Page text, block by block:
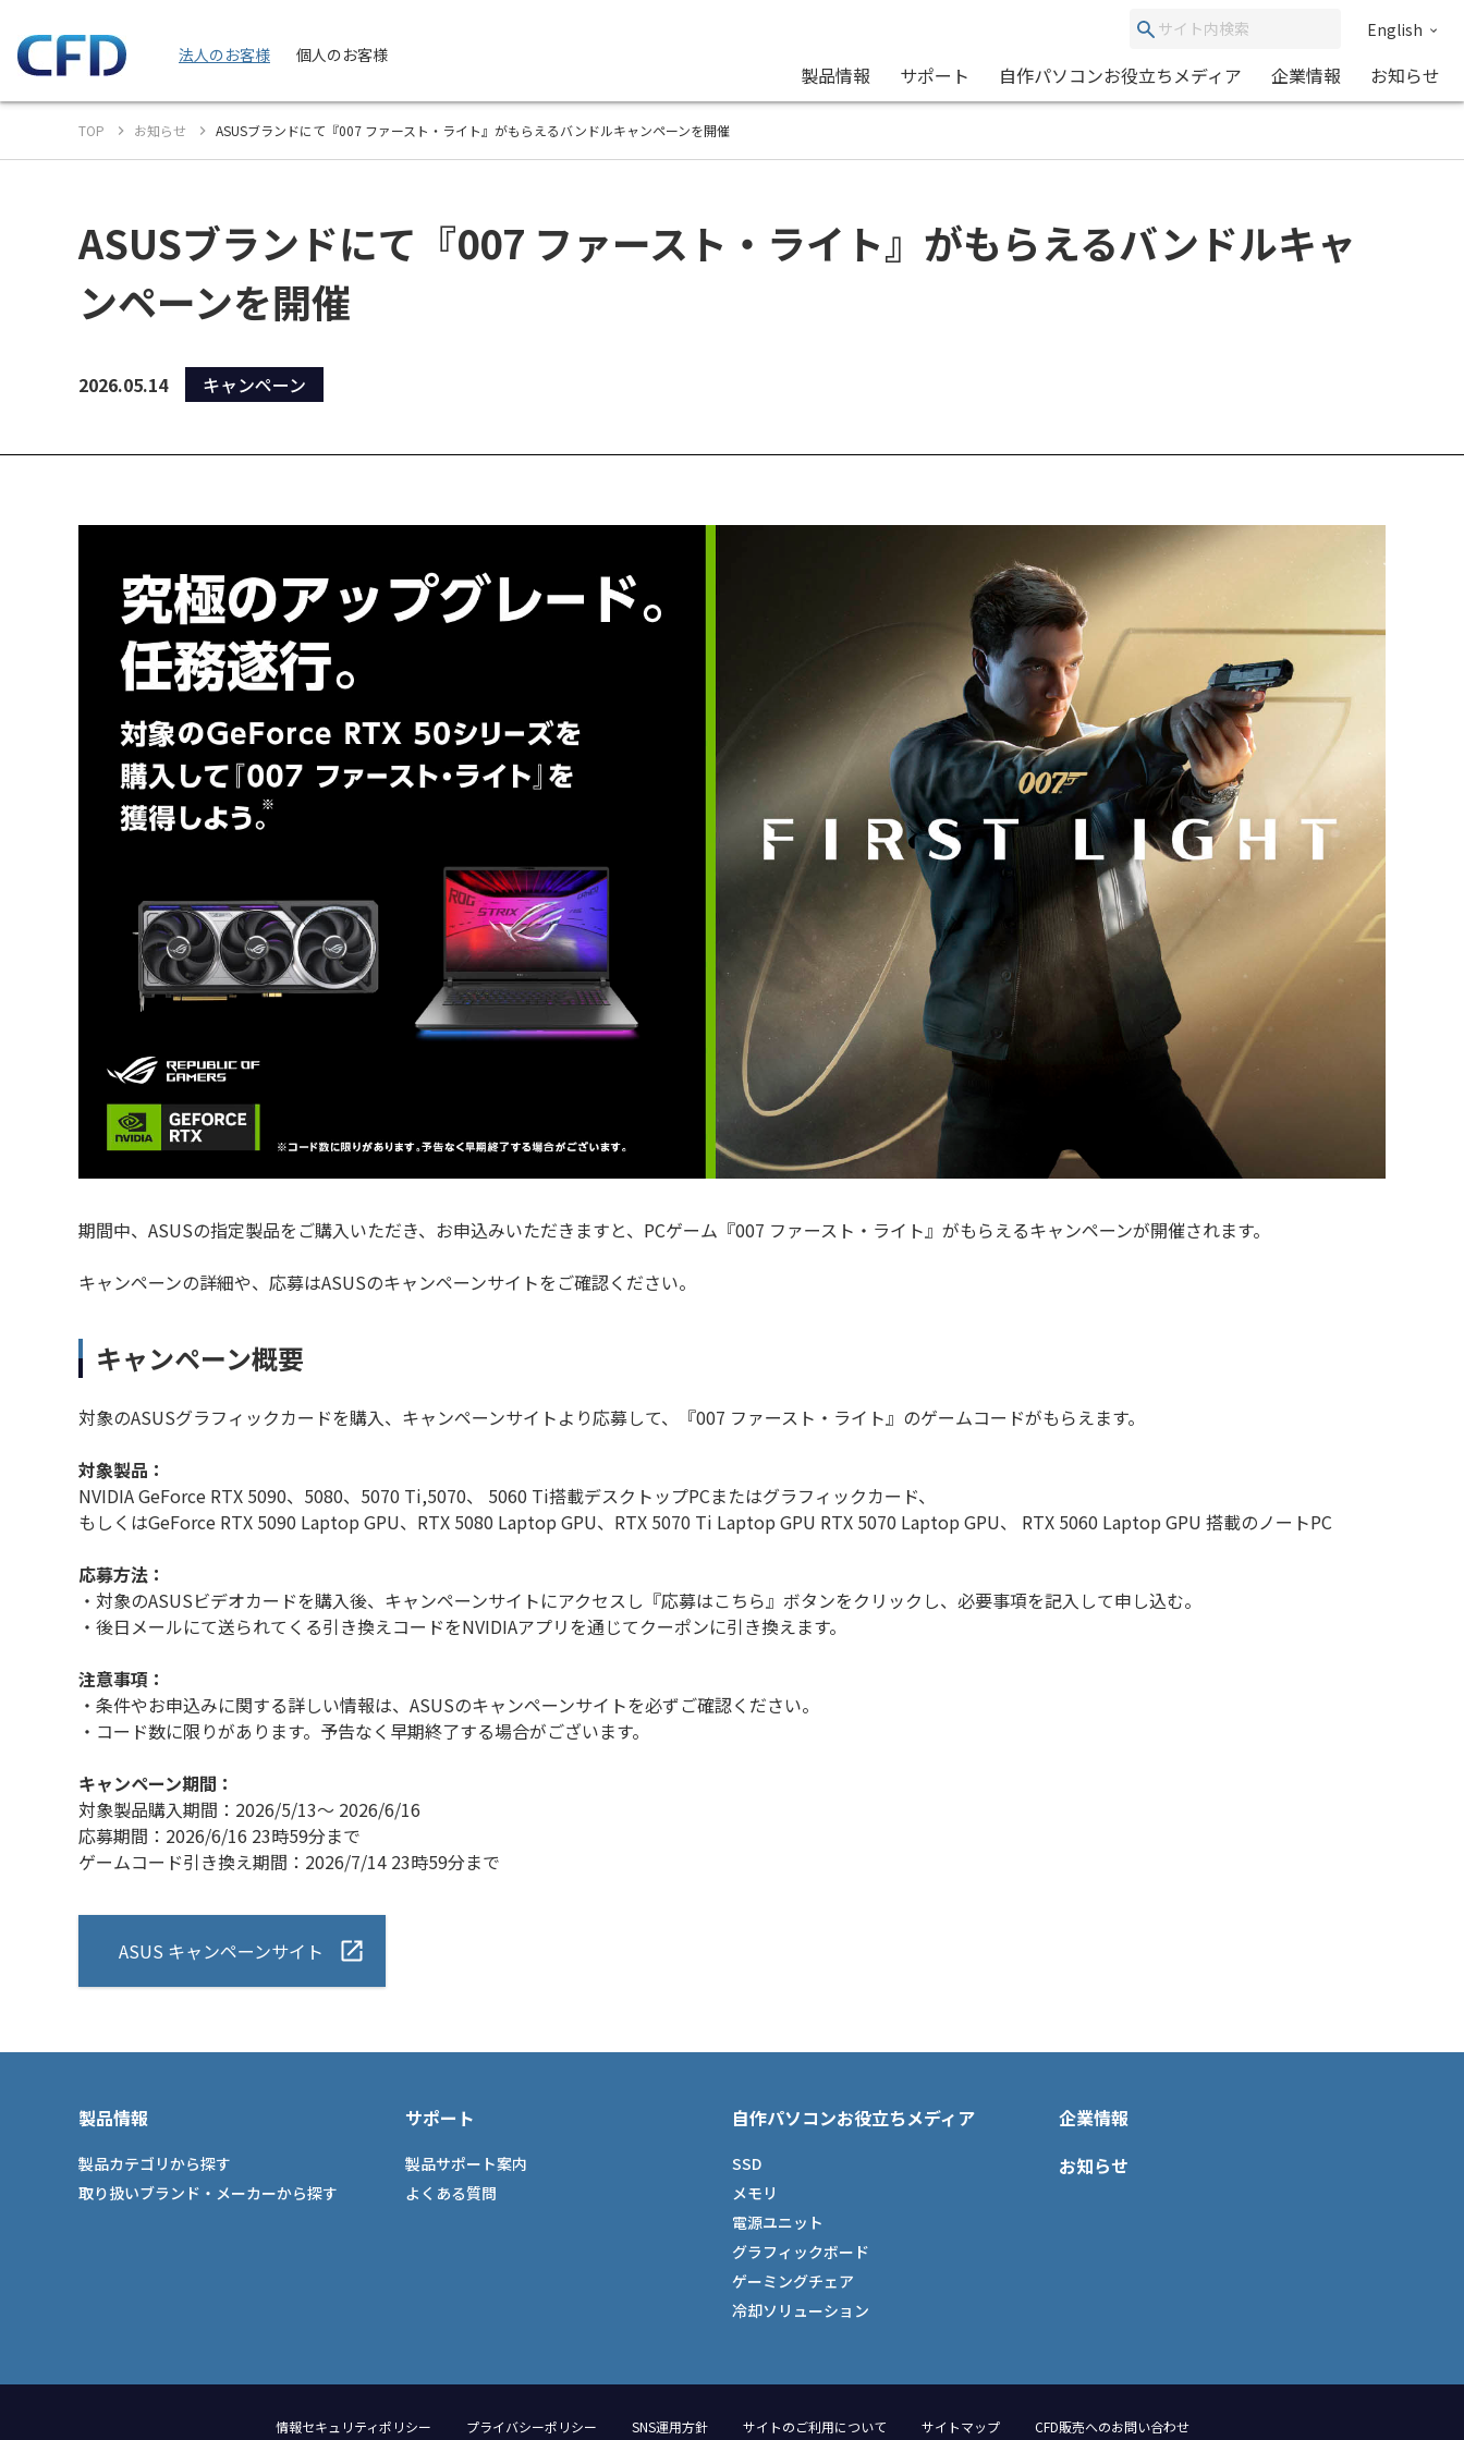
法人のお客様 個人のお客様
English
製品情報 サポート 自作パソコンお役立ちメディア 企業情報 お知らせ
TOP お知らせ ASUSブランドにて『007 ファースト・ライト』がもらえるバンドルキャンペーンを開催
ASUSブランドにて『007 ファースト・ライト』がもらえるバンドルキャ
ンペーンを開催
2026.05.14 キャンペーン
期間中、ASUSの指定製品をご購入いただき、お申込みいただきますと、PCゲーム『007 ファースト・ライト』がもらえるキャンペーンが開催されます。
キャンペーンの詳細や、応募はASUSのキャンペーンサイトをご確認ください。
キャンペーン概要
対象のASUSグラフィックカードを購入、キャンペーンサイトより応募して、『007 ファースト・ライト』のゲームコードがもらえます。
対象製品：
NVIDIA GeForce RTX 5090、5080、5070 Ti,5070、 5060 Ti搭載デスクトップPCまたはグラフィックカード、
もしくはGeForce RTX 5090 Laptop GPU、RTX 5080 Laptop GPU、RTX 5070 Ti Laptop GPU RTX 5070 Laptop GPU、 RTX 5060 Laptop GPU 搭載のノートPC
応募方法：
・対象のASUSビデオカードを購入後、キャンペーンサイトにアクセスし『応募はこちら』ボタンをクリックし、必要事項を記入して申し込む。
・後日メールにて送られてくる引き換えコードをNVIDIAアプリを通じてクーポンに引き換えます。
注意事項：
・条件やお申込みに関する詳しい情報は、ASUSのキャンペーンサイトを必ずご確認ください。
・コード数に限りがあります。予告なく早期終了する場合がございます。
キャンペーン期間：
対象製品購入期間：2026/5/13～ 2026/6/16
応募期間：2026/6/16 23時59分まで
ゲームコード引き換え期間：2026/7/14 23時59分まで
ASUS キャンペーンサイト
製品情報
製品カテゴリから探す
取り扱いブランド・メーカーから探す
サポート
製品サポート案内
よくある質問
自作パソコンお役立ちメディア
SSD
メモリ
電源ユニット
グラフィックボード
ゲーミングチェア
冷却ソリューション
企業情報
お知らせ
情報セキュリティポリシー プライバシーポリシー SNS運用方針 サイトのご利用について サイトマップ CFD販売へのお問い合わせ